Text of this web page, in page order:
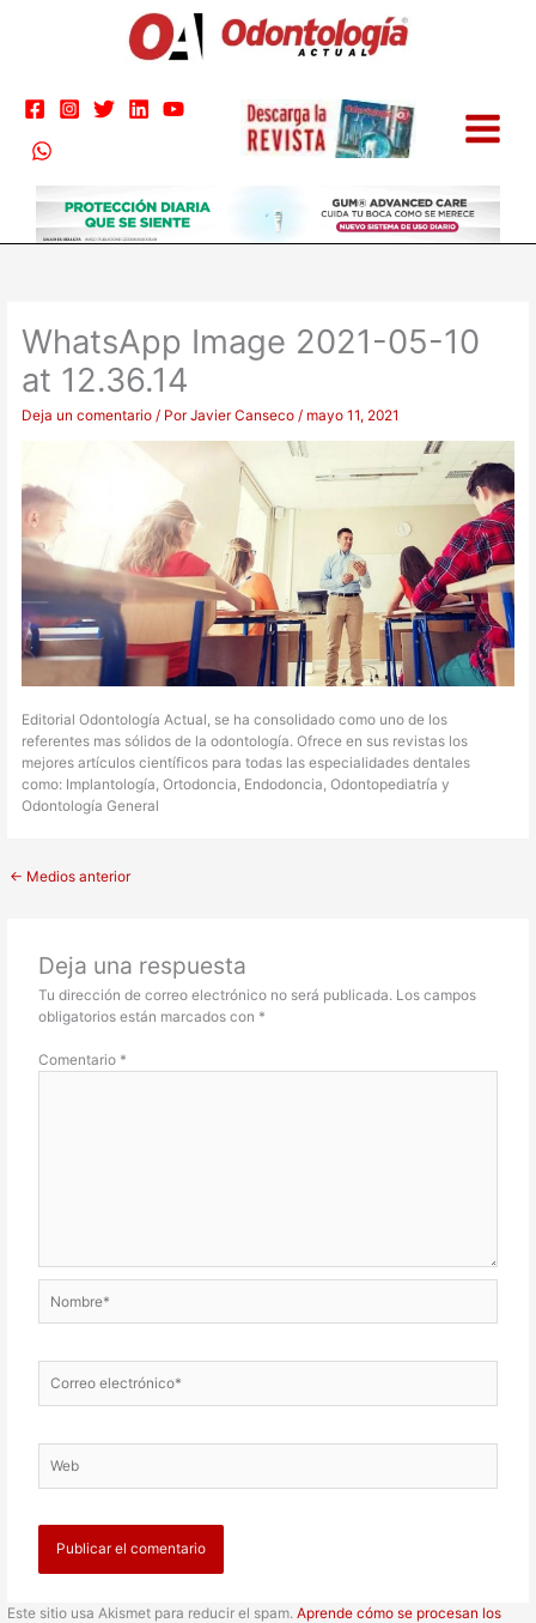
WhatsApp Image 2021-05-10
at 12.36.14
Deja un comentario / PorJavier Canseco/ mayo 11, 2021
Editorial Odontología Actual, se ha consolidado como uno de los
referentes mas sólidos de la odontología. Ofrece en sus revistas los
mejores artículos científicos para todas las especialidades dentales
como: Implantología, Ortodoncia, Endodoncia, Odontopediatría y
Odontología General
← Medios anterior
Deja una respuesta
Tu dirección de correo electrónico no será publicada. Los campos
obligatorios están marcados con *
Comentario *
electrónico*
Este sitio usa Akismet para reducir el spam.Aprende cómo se procesan los